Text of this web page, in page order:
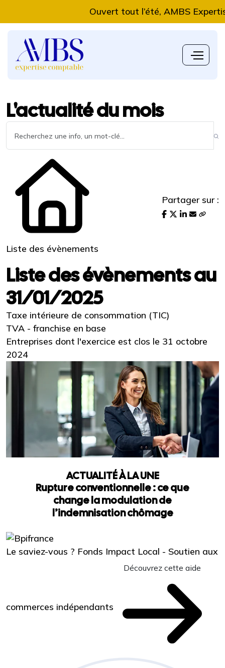
Ouvert tout l’été, AMBS Expertise
L'actualité du mois
Liste des évènements
Partager sur :
Liste des évènements au
31/01/2025
Taxe intérieure de consommation (TIC)
TVA - franchise en base
Entreprises dont l'exercice est clos le 31 octobre
2024
ACTUALITÉ À LA UNE
Rupture conventionnelle : ce que
change la modulation de
l’indemnisation chômage
Le saviez-vous ? Fonds Impact Local - Soutien aux
commerces indépendants
Découvrez cette aide